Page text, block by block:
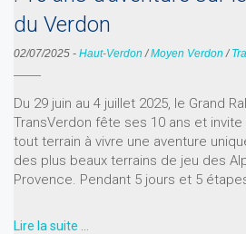
du Verdon
02/07/2025 - Haut-Verdon /Moyen Verdon /
Du 29 juin au 4 juillet 2025, le Grand
TransVerdon fête ses 10 ans et
tout terrain à vivre une aventure
des plus beaux terrains de jeu des
Provence. Pendant 5 jours et 5
Lire la suite …